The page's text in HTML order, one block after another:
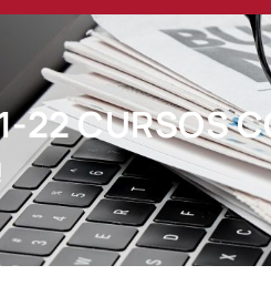
22 CURSOS